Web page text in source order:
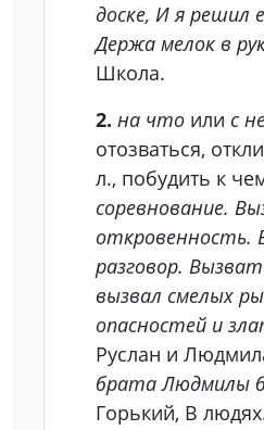
доске, И я решил
Держа мелок в
Школа.
2. на что или с
отозваться,
л., побудить к
соревнование.
откровенность.
разговор.
вызвал смелых
опасностей и
Руслан и
брата Людмилы
Горький, В